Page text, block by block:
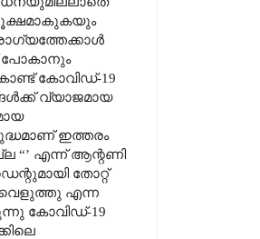
രൂക്ഷമാകുകയും
പോകാനും
കോവിഡ്-19
വ്യാജമായ
ഇത്തരം
“’ എന്ന് ആന്റണി
തോറ്റ്
വെളുത്തു എന്ന
കോവിഡ്-19